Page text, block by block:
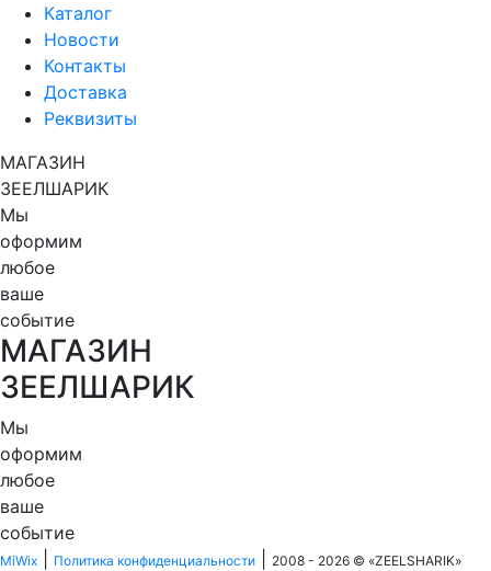
Каталог
Новости
Контакты
Доставка
Реквизиты
МАГАЗИН
ЗЕЕЛШАРИК
Мы
оформим
любое
ваше
событие
МАГАЗИН
ЗЕЕЛШАРИК
Мы
оформим
любое
ваше
событие
MiWix Политика конфиденциальности 2008 - 2026 © «ZEELSHARIK»